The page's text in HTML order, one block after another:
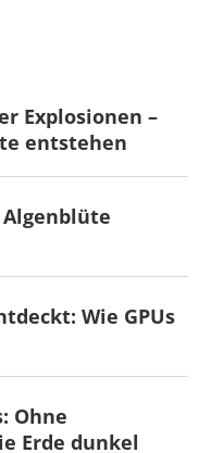
Explosionen –
entstehen
Algenblüte
Wie GPUs
Ohne
Erde dunkel